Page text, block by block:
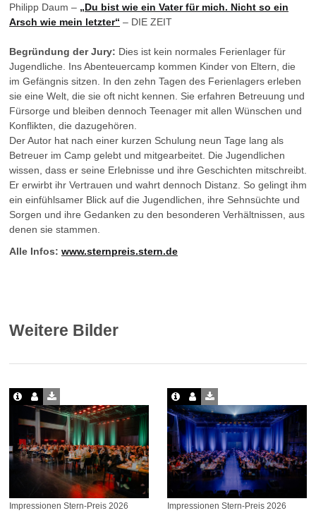
Philipp Daum – „Du bist wie ein Vater für mich. Nicht so ein
Arsch wie mein letzter“ – DIE ZEIT
Begründung der Jury: Dies ist kein normales Ferienlager für
Jugendliche. Ins Abenteuercamp kommen Kinder von Eltern, die
im Gefängnis sitzen. In den zehn Tagen des Ferienlagers erleben
sie eine Welt, die sie oft nicht kennen. Sie erfahren Betreuung und
Fürsorge und bleiben dennoch Teenager mit allen Wünschen und
Konflikten, die dazugehören.
Der Autor hat nach einer kurzen Schulung neun Tage lang als
Betreuer im Camp gelebt und mitgearbeitet. Die Jugendlichen
wissen, dass er seine Erlebnisse und ihre Geschichten mitschreibt.
Er erwirbt ihr Vertrauen und wahrt dennoch Distanz. So gelingt ihm
ein einfühlsamer Blick auf die Jugendlichen, ihre Sehnsüchte und
Sorgen und ihre Gedanken zu den besonderen Verhältnissen, aus
denen sie stammen.
Alle Infos: www.sternpreis.stern.de
Weitere Bilder
Impressionen Stern-Preis 2026 Impressionen Stern-Preis 2026